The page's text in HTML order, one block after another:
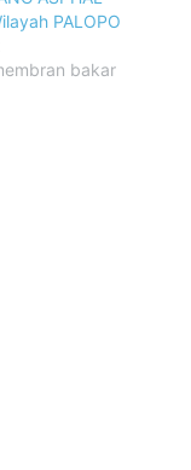
PALOPO
bakar